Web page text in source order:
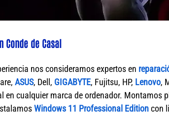
de Casal
nos consideramos expertos en
ASUS, Dell, GIGABYTE, Fujitsu, HP, Lenovo,
en cualquier marca de ordenador. Montamos
Windows 11 Professional Editioncon